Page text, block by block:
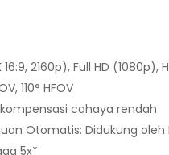
2160p), Full HD (1080p),
110° HFOV
cahaya rendah
Otomatis: Didukung
5x*